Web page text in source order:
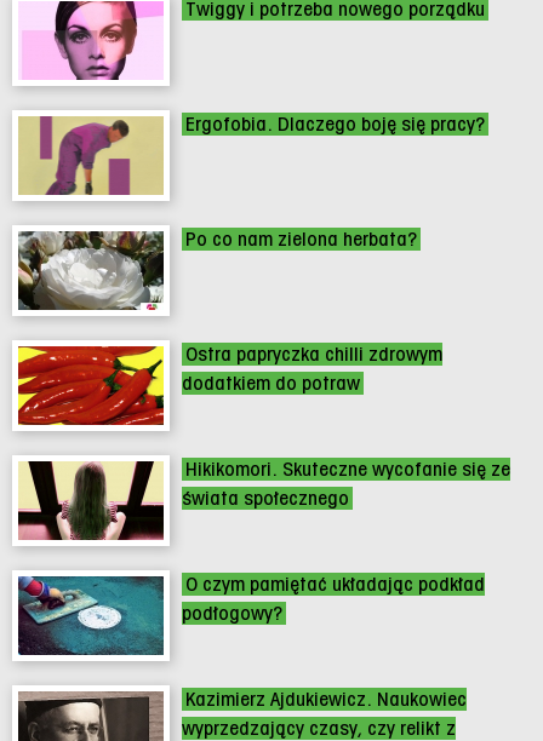
Twiggy i potrzeba nowego porządku
Ergofobia. Dlaczego boję się pracy?
Po co nam zielona herbata?
Ostra papryczka chilli zdrowym
dodatkiem do potraw
Hikikomori. Skuteczne wycofanie się ze
świata społecznego
O czym pamiętać układając podkład
podłogowy?
Kazimierz Ajdukiewicz. Naukowiec
wyprzedzający czasy, czy relikt z